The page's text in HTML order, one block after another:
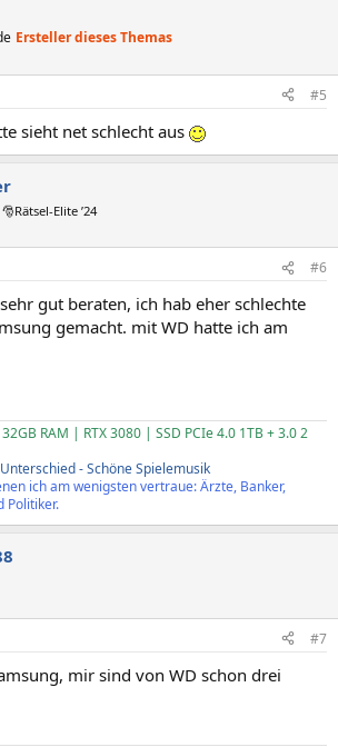
Ersteller dieses Themas
#5
sieht net schlecht aus
🎅Rätsel-Elite ’24
#6
gut beraten, ich hab eher schlechte
gemacht. mit WD hatte ich am
RAM | RTX 3080 | SSD PCIe 4.0 1TB + 3.0 2
- Schöne Spielemusik
ich am wenigsten vertraue: Ärzte, Banker,
Politiker.
#7
mir sind von WD schon drei